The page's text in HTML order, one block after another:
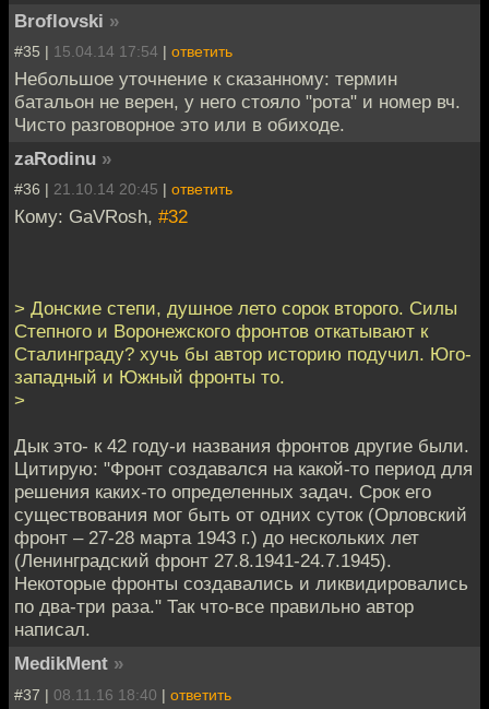
Broflovski »
#35 | 15.04.14 17:54 | ответить
Небольшое уточнение к сказанному: термин
батальон не верен, у него стояло "рота" и номер вч.
Чисто разговорное это или в обиходе.
zaRodinu »
#36 | 21.10.14 20:45 | ответить
Кому: GaVRosh, #32
> Донские степи, душное лето сорок второго. Силы
Степного и Воронежского фронтов откатывают к
Сталинграду? хучь бы автор историю подучил. Юго-
западный и Южный фронты то.
>
Дык это- к 42 году-и названия фронтов другие были.
Цитирую: "Фронт создавался на какой-то период для
решения каких-то определенных задач. Срок его
существования мог быть от одних суток (Орловский
фронт – 27-28 марта 1943 г.) до нескольких лет
(Ленинградский фронт 27.8.1941-24.7.1945).
Некоторые фронты создавались и ликвидировались
по два-три раза." Так что-все правильно автор
написал.
MedikMent »
#37 | 08.11.16 18:40 | ответить